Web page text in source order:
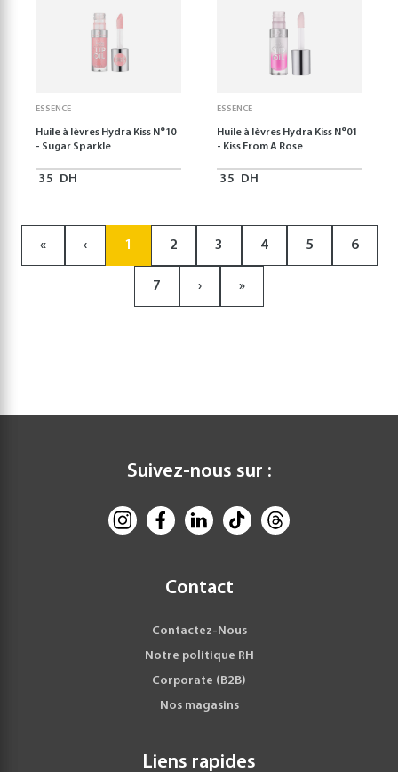
ESSENCE
Huile à lèvres Hydra Kiss N°10
- Sugar Sparkle
35 DH
ESSENCE
Huile à lèvres Hydra Kiss N°01
- Kiss From A Rose
35 DH
« ‹ 1 2 3 4 5 6
7 › »
Suivez-nous sur :
Contact
Contactez-Nous
Notre politique RH
Corporate (B2B)
Nos magasins
Liens rapides